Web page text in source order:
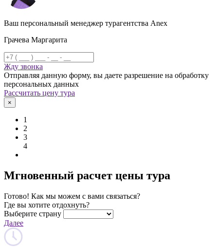
Ваш персональный менеджер турагентства Anex
Грачева Маргарита
Жду звонка
Отправляя данную форму, вы даете разрешение на обработку
персональных данных
Рассчитать цену тура
×
1
2
3
4
Мгновенный расчет цены тура
Готово! Как мы можем с вами связаться?
Где вы хотите отдохнуть?
Выберите страну
Далее